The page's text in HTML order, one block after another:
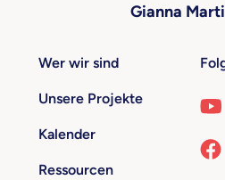
Gianna
Wer wir sind
Unsere Projekte
Kalender
Ressourcen